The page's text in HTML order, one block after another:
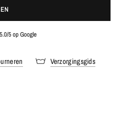
5.0/5 op Google
Verzorgingsgids